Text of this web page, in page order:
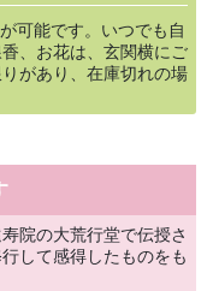
可能です。いつでも自
、お花は、玄関横にご
があり、在庫切れの場
院の大荒行堂で伝授さ
して感得したものをも